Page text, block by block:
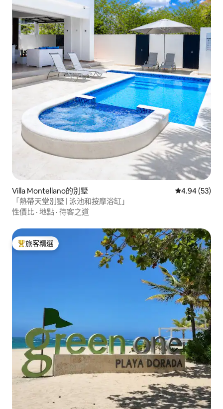
Villa Montellano的別墅 從 53 則評價
4.94 (53)
「熱帶天堂別墅 | 泳池和按摩浴缸」
性價比 · 地點 · 待客之道
旅客精選榜首
旅客精選